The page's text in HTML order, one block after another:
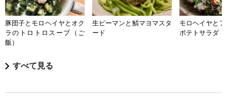
豚団子とモロヘイヤとオク
ラのトロトロスープ（ご
飯）
生ピーマンと鯖マヨマスタ
ード
モロヘイヤと
ポテトサラダ
すべて見る